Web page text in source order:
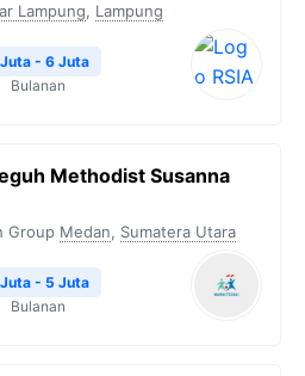
Lampung, Lampung
- 6 Juta
Bulanan
Methodist Susanna
Group Medan, Sumatera Utara
- 5 Juta
Bulanan